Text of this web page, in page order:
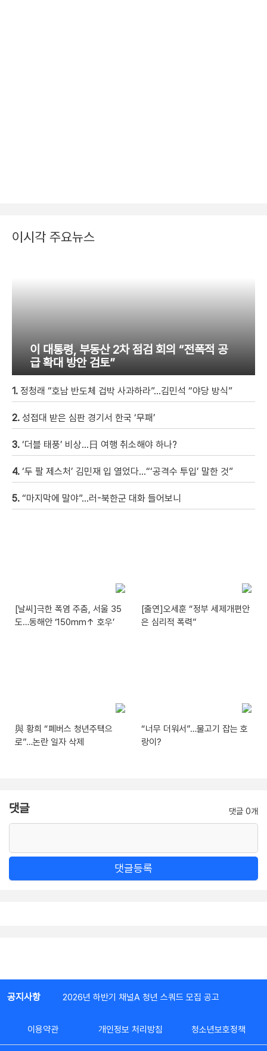
이시각 주요뉴스
이 대통령, 부동산 2차 점검 회의 “전폭적 공
급 확대 방안 검토”
1. 정청래 “호남 반도체 겁박 사과하라”…김민석 “야당 방식”
2. 성접대 받은 심판 경기서 한국 ‘무패’
3. ‘더블 태풍’ 비상…日 여행 취소해야 하나?
4. ‘두 팔 제스처’ 김민재 입 열었다…“‘공격수 투입’ 말한 것”
5. “마지막에 말야”…러-북한군 대화 들어보니
[날씨]극한 폭염 주춤, 서울 35
도…동해안 ‘150mm↑ 호우’
[출연]오세훈 “정부 세제개편안
은 심리적 폭력”
與 황희 “폐버스 청년주택으
로”…논란 일자 삭제
“너무 더워서”…물고기 잡는 호
랑이?
댓글 댓글 0개
댓글등록
공지사항 2026년 하반기 채널A 청년 스쿼드 모집 공고
이용약관 개인정보 처리방침 청소년보호정책